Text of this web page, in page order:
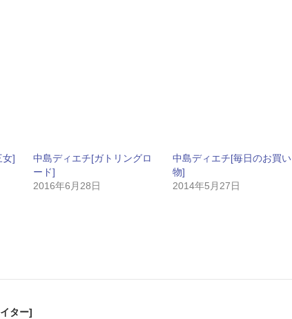
女]
中島ディエチ[ガトリングロ
ード]
2016年6月28日
中島ディエチ[毎日のお買い
物]
2014年5月27日
ター]